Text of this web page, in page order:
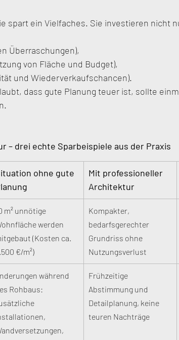
spart ein Vielfaches. Sie investieren nicht
Überraschungen),
von Fläche und Budget),
und Wiederverkaufschancen).
dass gute Planung teuer ist, sollte
– drei echte Sparbeispiele aus der Praxis
ohne gute
Mit professioneller
Architektur
m² unnötige
werden
(Kosten ca.
€/m²)
Kompakter,
bedarfsgerechter
Grundriss ohne
Nutzungsverlust
während
Rohbaus:
Frühzeitige
Abstimmung und
Detailplanung, keine
teuren Nachträge